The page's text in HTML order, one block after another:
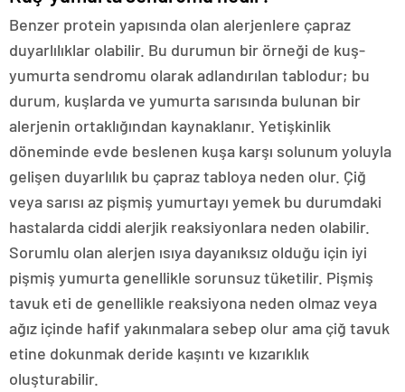
Benzer protein yapısında olan alerjenlere çapraz
duyarlılıklar olabilir. Bu durumun bir örneği de kuş-
yumurta sendromu olarak adlandırılan tablodur; bu
durum, kuşlarda ve yumurta sarısında bulunan bir
alerjenin ortaklığından kaynaklanır. Yetişkinlik
döneminde evde beslenen kuşa karşı solunum yoluyla
gelişen duyarlılık bu çapraz tabloya neden olur. Çiğ
veya sarısı az pişmiş yumurtayı yemek bu durumdaki
hastalarda ciddi alerjik reaksiyonlara neden olabilir.
Sorumlu olan alerjen ısıya dayanıksız olduğu için iyi
pişmiş yumurta genellikle sorunsuz tüketilir. Pişmiş
tavuk eti de genellikle reaksiyona neden olmaz veya
ağız içinde hafif yakınmalara sebep olur ama çiğ tavuk
etine dokunmak deride kaşıntı ve kızarıklık
oluşturabilir.